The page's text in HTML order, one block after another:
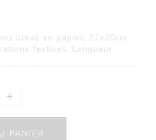
bleus en papier, 21x30cm,
festives. Longueur
PANIER